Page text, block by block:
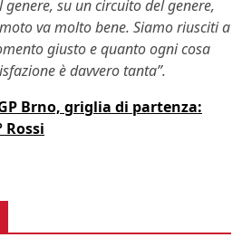
su un circuito del genere,
va molto bene. Siamo riusciti a
giusto e quanto ogni cosa
è davvero tanta”.
Brno, griglia di partenza:
Rossi